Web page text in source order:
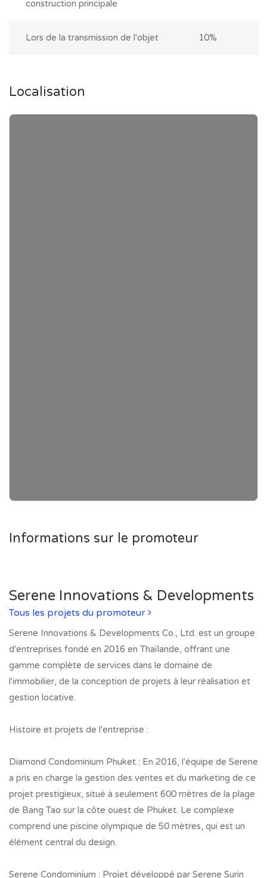
construction principale
Lors de la transmission de l'objet 10%
Localisation
Informations sur le promoteur
Serene Innovations & Developments
Tous les projets du promoteur
Serene Innovations & Developments Co., Ltd. est un groupe
d'entreprises fondé en 2016 en Thaïlande, offrant une
gamme complète de services dans le domaine de
l'immobilier, de la conception de projets à leur réalisation et
gestion locative.
Histoire et projets de l'entreprise :
Diamond Condominium Phuket : En 2016, l'équipe de Serene
a pris en charge la gestion des ventes et du marketing de ce
projet prestigieux, situé à seulement 600 mètres de la plage
de Bang Tao sur la côte ouest de Phuket. Le complexe
comprend une piscine olympique de 50 mètres, qui est un
élément central du design.
Serene Condominium : Projet développé par Serene Surin